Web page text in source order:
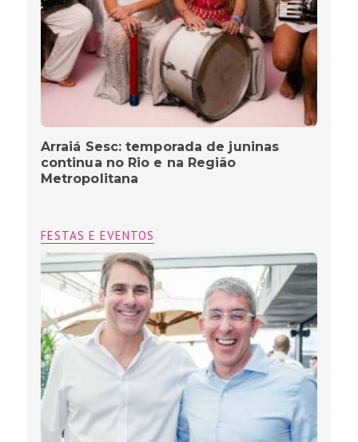
Arraiá Sesc: temporada de juninas
continua no Rio e na Região
Metropolitana
FESTAS E EVENTOS